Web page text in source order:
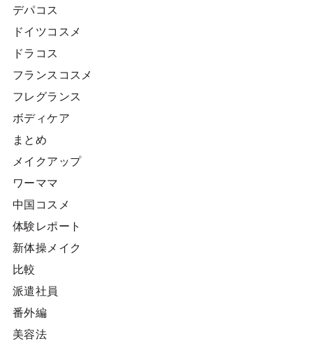
デパコス
ドイツコスメ
ドラコス
フランスコスメ
フレグランス
ボディケア
まとめ
メイクアップ
ワーママ
中国コスメ
体験レポート
新体操メイク
比較
派遣社員
番外編
美容法